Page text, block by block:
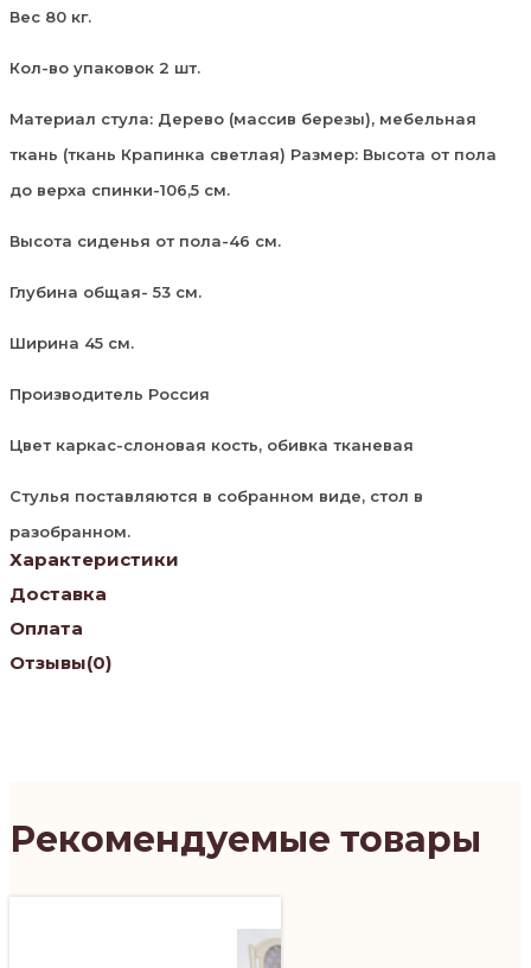
Вес 80 кг.
Кол-во упаковок 2 шт.
Материал стула: Дерево (массив березы), мебельная
ткань (ткань Крапинка светлая) Размер: Высота от пола
до верха спинки-106,5 см.
Высота сиденья от пола-46 см.
Глубина общая- 53 см.
Ширина 45 см.
Производитель Россия
Цвет каркас-слоновая кость, обивка тканевая
Стулья поставляются в собранном виде, стол в
разобранном.
Характеристики
Доставка
Оплата
Отзывы(0)
Рекомендуемые товары